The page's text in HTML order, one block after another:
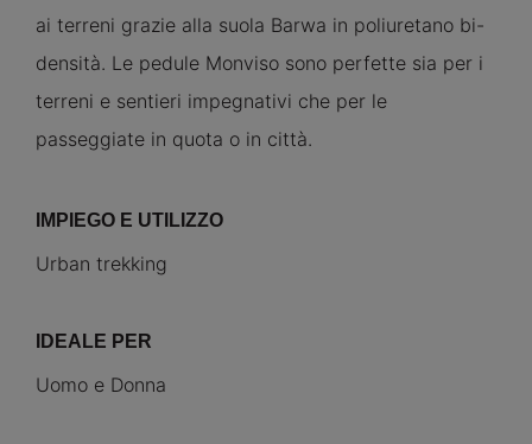
ai terreni grazie alla suola Barwa in poliuretano bi-
densità. Le pedule Monviso sono perfette sia per i
terreni e sentieri impegnativi che per le
passeggiate in quota o in città.
IMPIEGO E UTILIZZO
Urban trekking
IDEALE PER
Uomo e Donna